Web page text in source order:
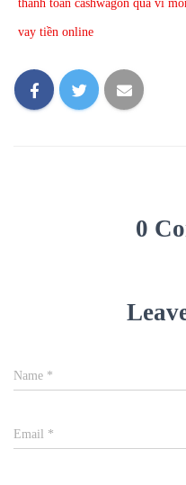
thanh toán cashwagon qua ví
vay tiền online
0
Name *
Email *